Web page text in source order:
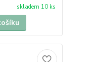
skladem 10 ks